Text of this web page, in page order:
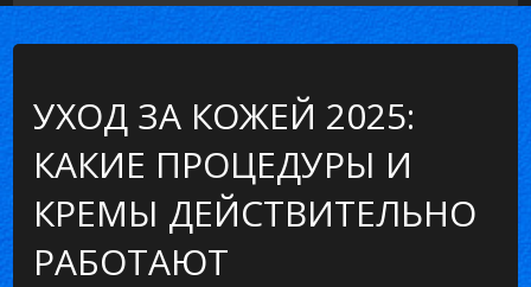
УХОД ЗА КОЖЕЙ 2025:
КАКИЕ ПРОЦЕДУРЫ И
КРЕМЫ ДЕЙСТВИТЕЛЬНО
РАБОТАЮТ